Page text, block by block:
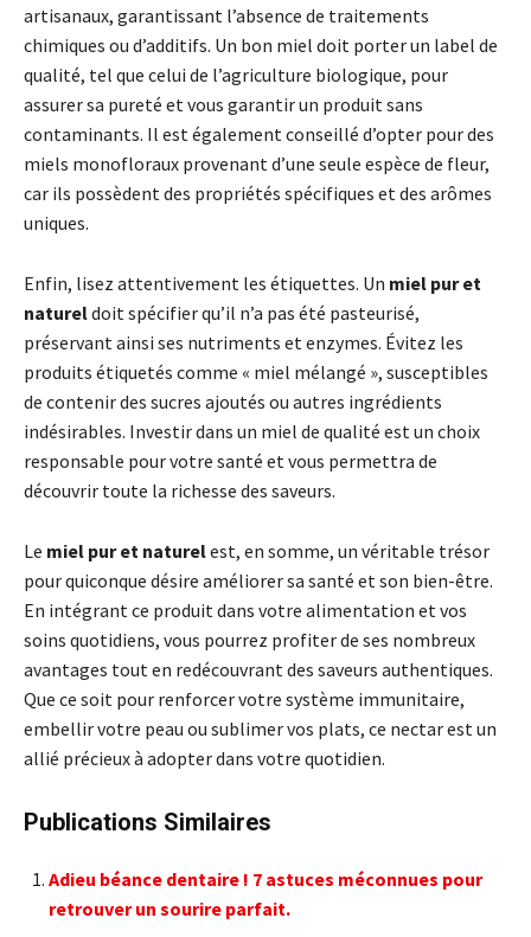
artisanaux, garantissant l’absence de traitements
chimiques ou d’additifs. Un bon miel doit porter un label de
qualité, tel que celui de l’agriculture biologique, pour
assurer sa pureté et vous garantir un produit sans
contaminants. Il est également conseillé d’opter pour des
miels monofloraux provenant d’une seule espèce de fleur,
car ils possèdent des propriétés spécifiques et des arômes
uniques.
Enfin, lisez attentivement les étiquettes. Un miel pur et
natureldoit spécifier qu’il n’a pas été pasteurisé,
préservant ainsi ses nutriments et enzymes. Évitez les
produits étiquetés comme « miel mélangé », susceptibles
de contenir des sucres ajoutés ou autres ingrédients
indésirables. Investir dans un miel de qualité est un choix
responsable pour votre santé et vous permettra de
découvrir toute la richesse des saveurs.
Le miel pur et naturelest, en somme, un véritable trésor
pour quiconque désire améliorer sa santé et son bien-être.
En intégrant ce produit dans votre alimentation et vos
soins quotidiens, vous pourrez profiter de ses nombreux
avantages tout en redécouvrant des saveurs authentiques.
Que ce soit pour renforcer votre système immunitaire,
embellir votre peau ou sublimer vos plats, ce nectar est un
allié précieux à adopter dans votre quotidien.
Publications Similaires
Adieu béance dentaire ! 7 astuces méconnues pour
retrouver un sourire parfait.